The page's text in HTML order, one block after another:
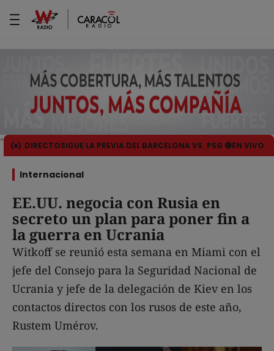
DIRECTOSIGUE LA PREVIA DEL BARCELONA VS. PSG 🔴EN VIVO
Internacional
EE.UU. negocia con Rusia en
secreto un plan para poner fin a
la guerra en Ucrania
Witkoff se reunió esta semana en Miami con el
jefe del Consejo para la Seguridad Nacional de
Ucrania y jefe de la delegación de Kiev en los
contactos directos con los rusos de este año,
Rustem Umérov.